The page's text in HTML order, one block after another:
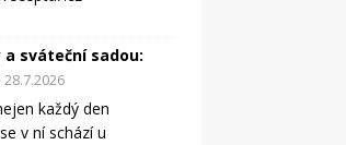
a sváteční sadou:
28.7.2026
každý den
v ní schází u